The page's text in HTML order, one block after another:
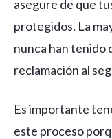
asegure de que
protegidos. La
nunca han tenido
reclamación al
Es importante
este proceso